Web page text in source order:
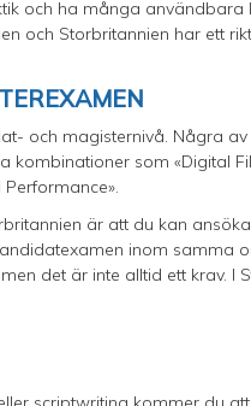
och ha många
och Storbritannien har ett
och magisternivå. Några
som «Digital
är att du kan
inom samma
det är inte alltid ett krav. I